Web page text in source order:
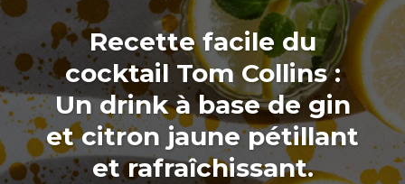
Recette facile du
cocktail Tom Collins :
Un drink à base de gin
et citron jaune pétillant
et rafraîchissant.